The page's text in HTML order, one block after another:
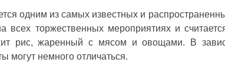
одним из самых известных и
всех торжественных мероприятиях и
рис, жаренный с мясом и овощами. В
могут немного отличаться.